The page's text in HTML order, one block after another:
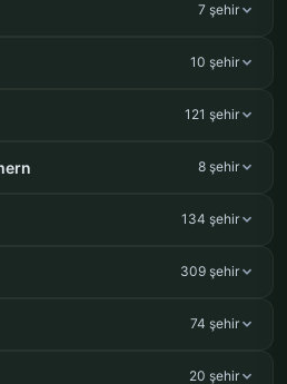
7 şehir
10 şehir
121 şehir
8 şehir
134 şehir
309 şehir
74 şehir
20 şehir